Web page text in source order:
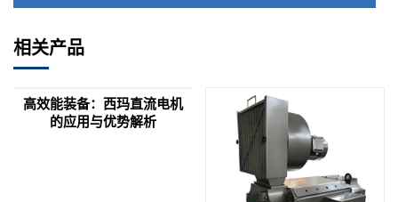
相关产品
高效能装备：西玛直流电机
的应用与优势解析